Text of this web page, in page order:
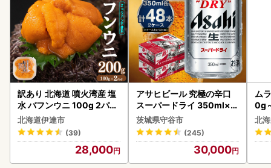
訳あり 北海道 噴火湾産 塩
水 バフンウニ 100g 2パッ
ク 計200g 《アフター保証
付き》うに ウニ 雲丹 海鮮
海の幸 魚介類 ウニ丼 お寿
司 濃厚 無添加 産地直送 お
取り寄せ 山村水産 送料無
北海道伊達市
(39)
28,000
アサヒビール 究極の辛口
スーパードライ 350ml×4
8本 ビール
茨城県守谷市
(245)
30,000
ム
0g
北